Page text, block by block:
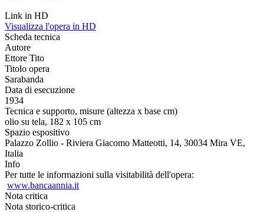
Link in HD
Visualizza l'opera in HD
Scheda tecnica
Autore
Ettore Tito
Titolo opera
Sarabanda
Data di esecuzione
1934
Tecnica e supporto, misure (altezza x base cm)
olio su tela, 182 x 105 cm
Spazio espositivo
Palazzo Zollio - Riviera Giacomo Matteotti, 14, 30034 Mira VE,
Italia
Info
Per tutte le informazioni sulla visitabilità dell'opera:
www.bancaannia.it
Nota critica
Nota storico-critica